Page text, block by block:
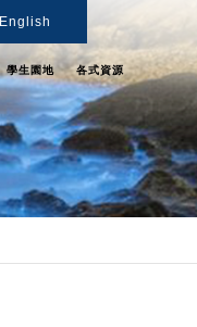
English
學生園地 各式資源